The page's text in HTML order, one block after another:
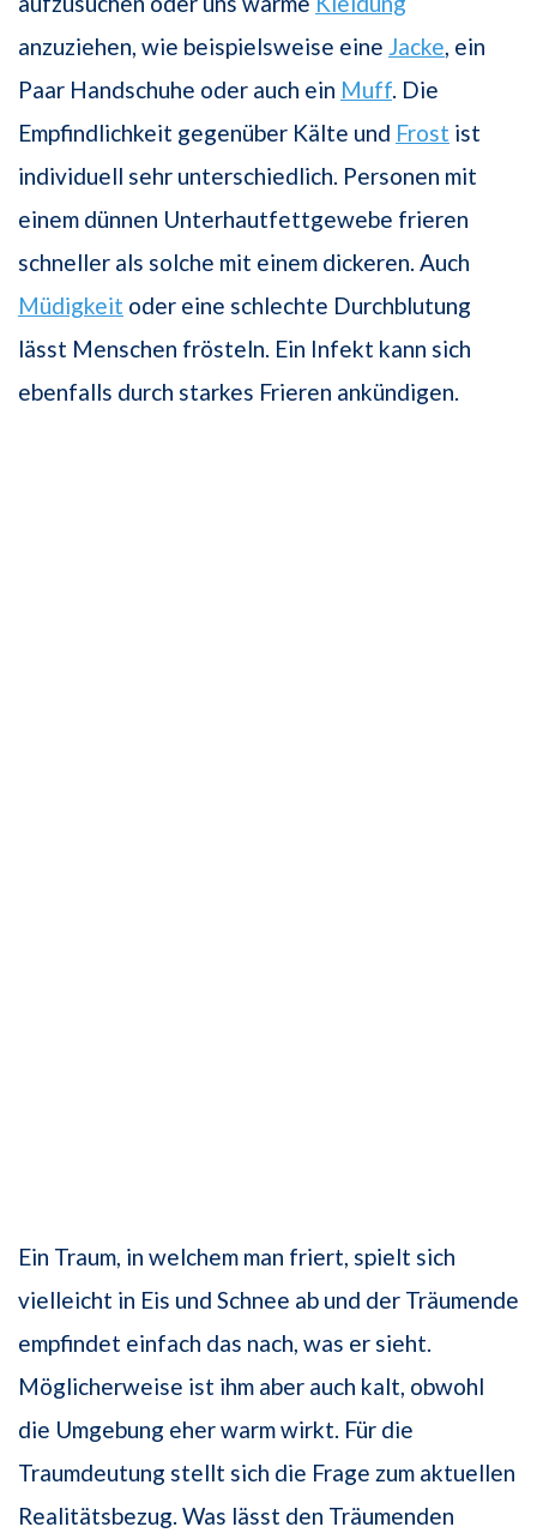
anzuziehen, wie beispielsweise eine Jacke, ein
Paar Handschuhe oder auch ein Muff. Die
Empfindlichkeit gegenüber Kälte und Frost ist
individuell sehr unterschiedlich. Personen mit
einem dünnen Unterhautfettgewebe frieren
schneller als solche mit einem dickeren. Auch
Müdigkeit oder eine schlechte Durchblutung
lässt Menschen frösteln. Ein Infekt kann sich
ebenfalls durch starkes Frieren ankündigen.
Ein Traum, in welchem man friert, spielt sich
vielleicht in Eis und Schnee ab und der Träumende
empfindet einfach das nach, was er sieht.
Möglicherweise ist ihm aber auch kalt, obwohl
die Umgebung eher warm wirkt. Für die
Traumdeutung stellt sich die Frage zum aktuellen
Realitätsbezug. Was lässt den Träumenden